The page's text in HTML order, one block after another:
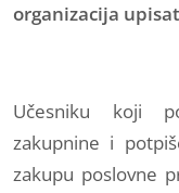
organizacija
Učesniku koji
zakupnine i
zakupu poslovne